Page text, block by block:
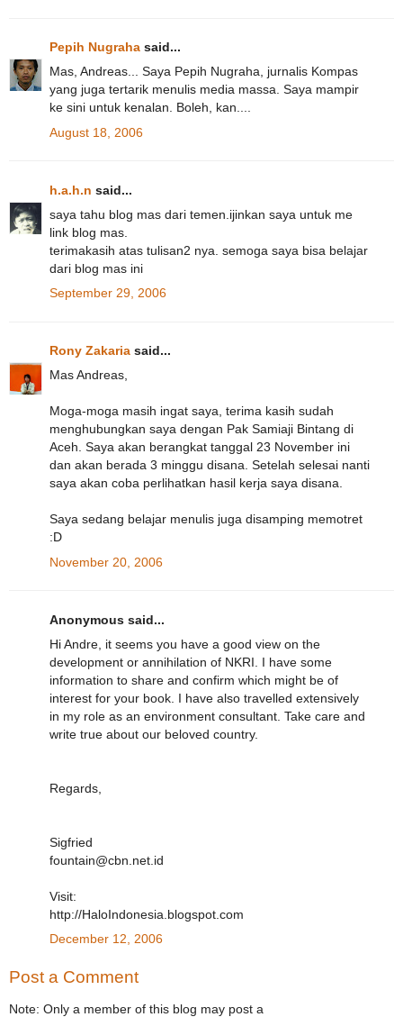
Pepih Nugraha said...
Mas, Andreas... Saya Pepih Nugraha, jurnalis Kompas
yang juga tertarik menulis media massa. Saya mampir
ke sini untuk kenalan. Boleh, kan....
August 18, 2006
h.a.h.n said...
saya tahu blog mas dari temen.ijinkan saya untuk me
link blog mas.
terimakasih atas tulisan2 nya. semoga saya bisa belajar
dari blog mas ini
September 29, 2006
Rony Zakaria said...
Mas Andreas,
Moga-moga masih ingat saya, terima kasih sudah
menghubungkan saya dengan Pak Samiaji Bintang di
Aceh. Saya akan berangkat tanggal 23 November ini
dan akan berada 3 minggu disana. Setelah selesai nanti
saya akan coba perlihatkan hasil kerja saya disana.
Saya sedang belajar menulis juga disamping memotret
:D
November 20, 2006
Anonymous said...
Hi Andre, it seems you have a good view on the
development or annihilation of NKRI. I have some
information to share and confirm which might be of
interest for your book. I have also travelled extensively
in my role as an environment consultant. Take care and
write true about our beloved country.
Regards,
Sigfried
fountain@cbn.net.id
Visit:
http://HaloIndonesia.blogspot.com
December 12, 2006
Post a Comment
Note: Only a member of this blog may post a